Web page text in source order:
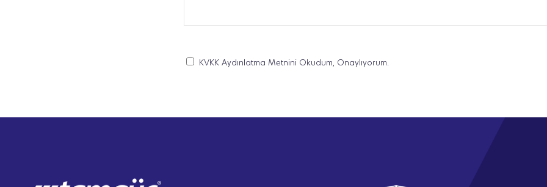
KVKK Aydınlatma Metnini Okudum, Onaylıyorum.